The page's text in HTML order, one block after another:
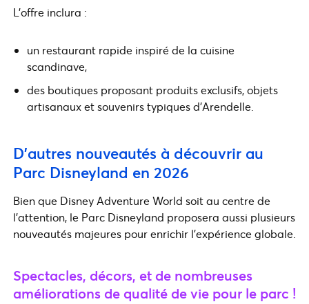
L’offre inclura :
un restaurant rapide inspiré de la cuisine
scandinave,
des boutiques proposant produits exclusifs, objets
artisanaux et souvenirs typiques d’Arendelle.
D’autres nouveautés à découvrir au
Parc Disneyland en 2026
Bien que Disney Adventure World soit au centre de
l’attention, le Parc Disneyland proposera aussi plusieurs
nouveautés majeures pour enrichir l’expérience globale.
Spectacles, décors, et de nombreuses
améliorations de qualité de vie pour le parc !